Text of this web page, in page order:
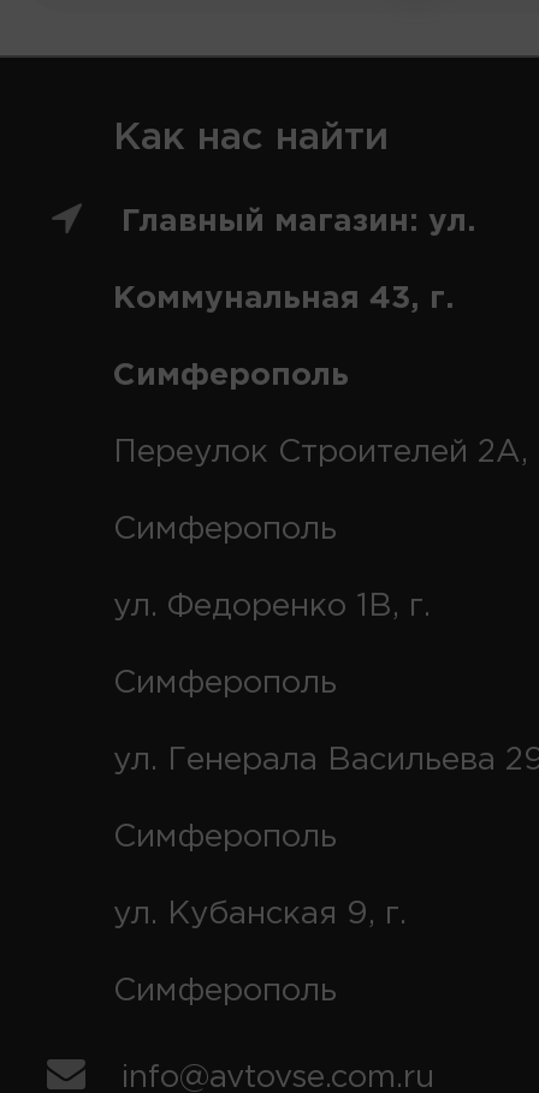
Как нас найти
Главный магазин: ул.
Коммунальная 43, г.
Симферополь
Переулок Строителей 2А,
Симферополь
ул. Федоренко 1В, г.
Симферополь
ул. Генерала Васильева
Симферополь
ул. Кубанская 9, г.
Симферополь
info@avtovse.com.ru